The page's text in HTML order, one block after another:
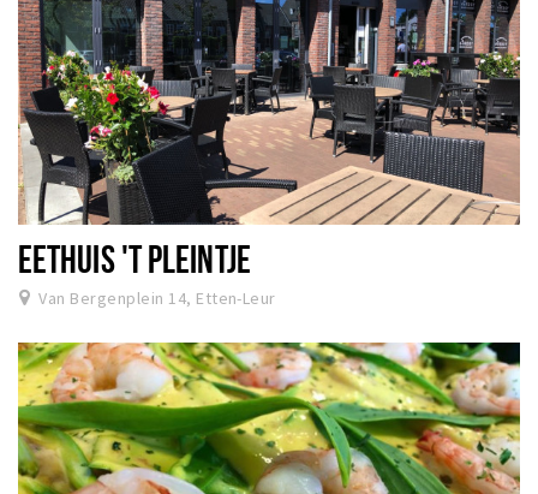
EETHUIS 'T PLEINTJE
Van Bergenplein 14, Etten-Leur